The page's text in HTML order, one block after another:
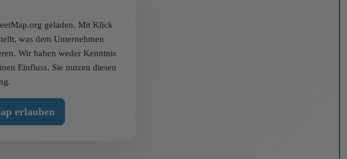
geladen. Mit Klick
was dem Unternehmen
Wir haben weder Kenntnis
Einfluss. Sie nutzen diesen
erlauben